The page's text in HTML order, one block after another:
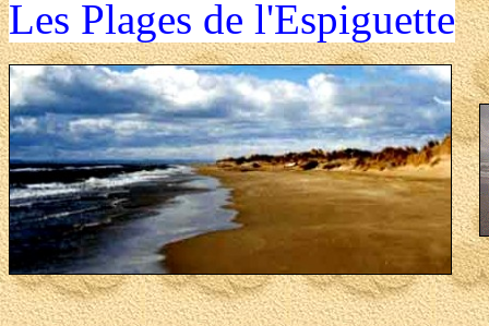
Les Plages de l'Espiguette